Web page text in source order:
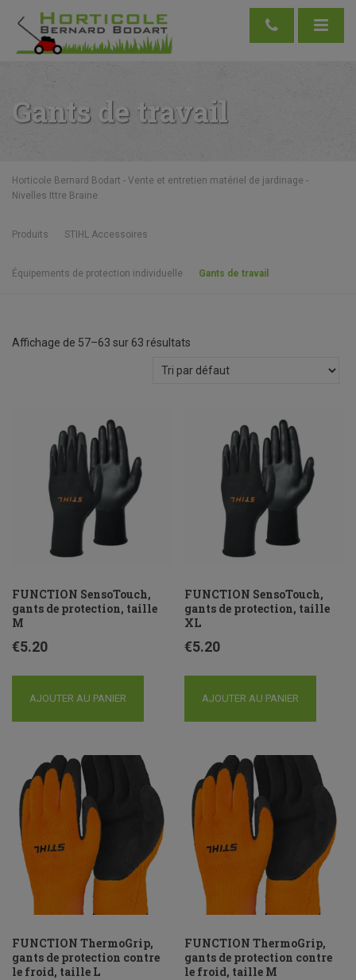
Gants de travail
Horticole Bernard Bodart - Vente et entretien matériel de jardinage -
Nivelles Ittre Braine
Produits STIHL Accessoires
Équipements de protection individuelle Gants de travail
Affichage de 57–63 sur 63 résultats
FUNCTION SensoTouch,
gants de protection, taille
M
€5.20
AJOUTER AU PANIER
FUNCTION SensoTouch,
gants de protection, taille
XL
€5.20
AJOUTER AU PANIER
FUNCTION ThermoGrip,
gants de protection contre
le froid, taille L
FUNCTION ThermoGrip,
gants de protection contre
le froid, taille M